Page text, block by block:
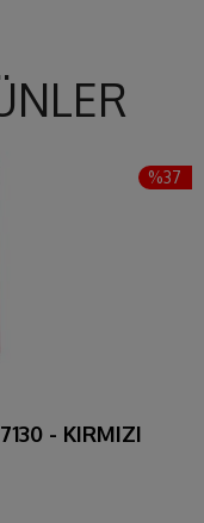
%37
- KIRMIZI